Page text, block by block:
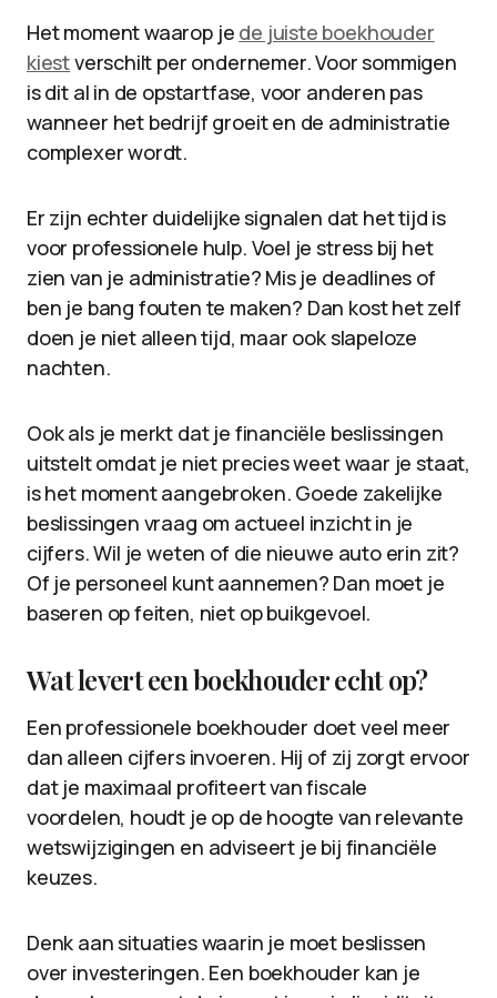
Het moment waarop je de juiste boekhouder
kiestverschilt per ondernemer. Voor sommigen
is dit al in de opstartfase, voor anderen pas
wanneer het bedrijf groeit en de administratie
complexer wordt.
Er zijn echter duidelijke signalen dat het tijd is
voor professionele hulp. Voel je stress bij het
zien van je administratie? Mis je deadlines of
ben je bang fouten te maken? Dan kost het zelf
doen je niet alleen tijd, maar ook slapeloze
nachten.
Ook als je merkt dat je financiële beslissingen
uitstelt omdat je niet precies weet waar je staat,
is het moment aangebroken. Goede zakelijke
beslissingen vraag om actueel inzicht in je
cijfers. Wil je weten of die nieuwe auto erin zit?
Of je personeel kunt aannemen? Dan moet je
baseren op feiten, niet op buikgevoel.
Wat levert een boekhouder echt op?
Een professionele boekhouder doet veel meer
dan alleen cijfers invoeren. Hij of zij zorgt ervoor
dat je maximaal profiteert van fiscale
voordelen, houdt je op de hoogte van relevante
wetswijzigingen en adviseert je bij financiële
keuzes.
Denk aan situaties waarin je moet beslissen
over investeringen. Een boekhouder kan je